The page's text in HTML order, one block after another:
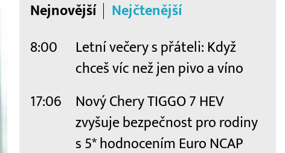
Nejnovější Nejčtenější
8:00
Letní večery s přáteli: Když
chceš víc než jen pivo a víno
17:06
Nový Chery TIGGO 7 HEV
zvyšuje bezpečnost pro rodiny
s 5* hodnocením Euro NCAP